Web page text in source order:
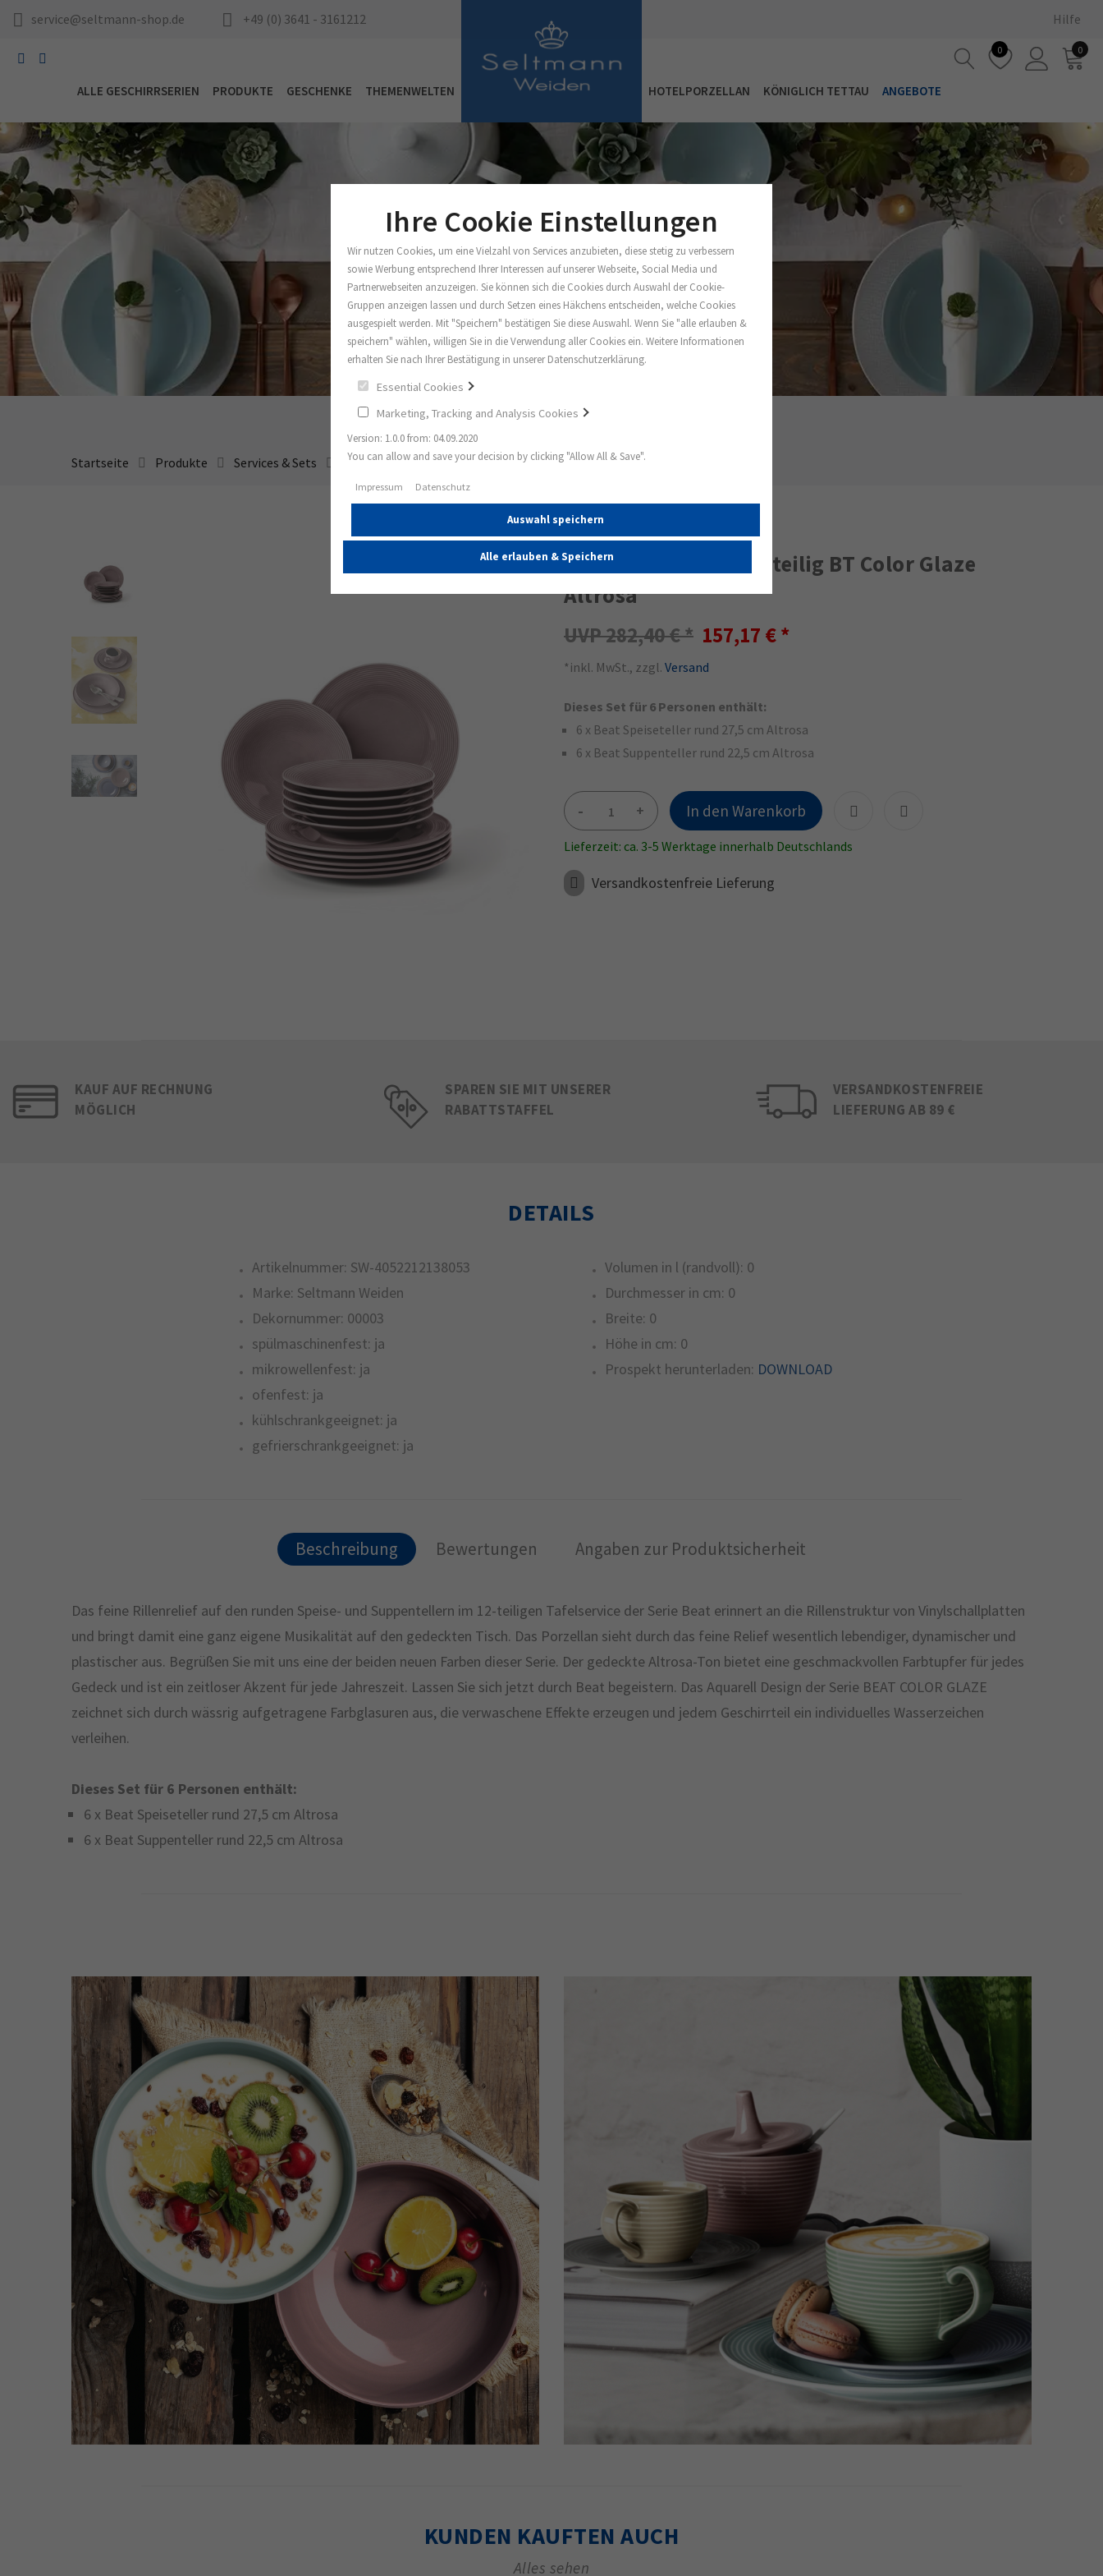
service@seltmann-shop.de +49 (0) 3641 - 3161212 Hilfe
ALLE GESCHIRRSERIEN PRODUKTE GESCHENKE THEMENWELTEN HOTELPORZELLAN KÖNIGLICH TETTAU ANGEBOTE
0 0
Startseite Produkte Services & Sets Tafelservices Beat Tafelservice 12-teilig BT Color Glaze Altrosa
44%
Beat Tafelservice 12-teilig BT Color Glaze
Altrosa
282,40 € 157,17 €
*inkl. MwSt., zzgl. Versand
Dieses Set für 6 Personen enthält:
6 x Beat Speiseteller rund 27,5 cm Altrosa
6 x Beat Suppenteller rund 22,5 cm Altrosa
- + In den Warenkorb
Lieferzeit: ca. 3-5 Werktage innerhalb Deutschlands
Versandkostenfreie Lieferung
KAUF AUF RECHNUNG
MÖGLICH
SPAREN SIE MIT UNSERER
RABATTSTAFFEL
VERSANDKOSTENFREIE
LIEFERUNG AB 89 €
DETAILS
Artikelnummer: SW-4052212138053
Marke: Seltmann Weiden
Dekornummer: 00003
spülmaschinenfest: ja
mikrowellenfest: ja
ofenfest: ja
kühlschrankgeeignet: ja
gefrierschrankgeeignet: ja
Volumen in l (randvoll): 0
Durchmesser in cm: 0
Breite: 0
Höhe in cm: 0
Prospekt herunterladen: DOWNLOAD
Beschreibung Bewertungen Angaben zur Produktsicherheit
Das feine Rillenrelief auf den runden Speise- und Suppentellern im 12-teiligen Tafelservice der Serie Beat erinnert an die Rillenstruktur von Vinylschallplatten
und bringt damit eine ganz eigene Musikalität auf den gedeckten Tisch. Das Porzellan sieht durch das feine Relief wesentlich lebendiger, dynamischer und
plastischer aus. Begrüßen Sie mit uns eine der beiden neuen Farben dieser Serie. Der gedeckte Altrosa-Ton bietet eine geschmackvollen Farbtupfer für jedes
Gedeck und ist ein zeitloser Akzent für jede Jahreszeit. Lassen Sie sich jetzt durch Beat begeistern. Das Aquarell Design der Serie BEAT COLOR GLAZE
zeichnet sich durch wässrig aufgetragene Farbglasuren aus, die verwaschene Effekte erzeugen und jedem Geschirrteil ein individuelles Wasserzeichen
verleihen.
Dieses Set für 6 Personen enthält:
6 x Beat Speiseteller rund 27,5 cm Altrosa
6 x Beat Suppenteller rund 22,5 cm Altrosa
KUNDEN KAUFTEN AUCH
Alles sehen
Ihre Cookie Einstellungen
Wir nutzen Cookies, um eine Vielzahl von Services anzubieten, diese stetig zu verbessern
sowie Werbung entsprechend Ihrer Interessen auf unserer Webseite, Social Media und
Partnerwebseiten anzuzeigen. Sie können sich die Cookies durch Auswahl der Cookie-
Gruppen anzeigen lassen und durch Setzen eines Häkchens entscheiden, welche Cookies
ausgespielt werden. Mit "Speichern" bestätigen Sie diese Auswahl. Wenn Sie "alle erlauben &
speichern" wählen, willigen Sie in die Verwendung aller Cookies ein. Weitere Informationen
erhalten Sie nach Ihrer Bestätigung in unserer Datenschutzerklärung.
Essential Cookies
Marketing, Tracking and Analysis Cookies
Version: 1.0.0 from: 04.09.2020
You can allow and save your decision by clicking "Allow All & Save".
Impressum Datenschutz
Auswahl speichern
Alle erlauben & Speichern